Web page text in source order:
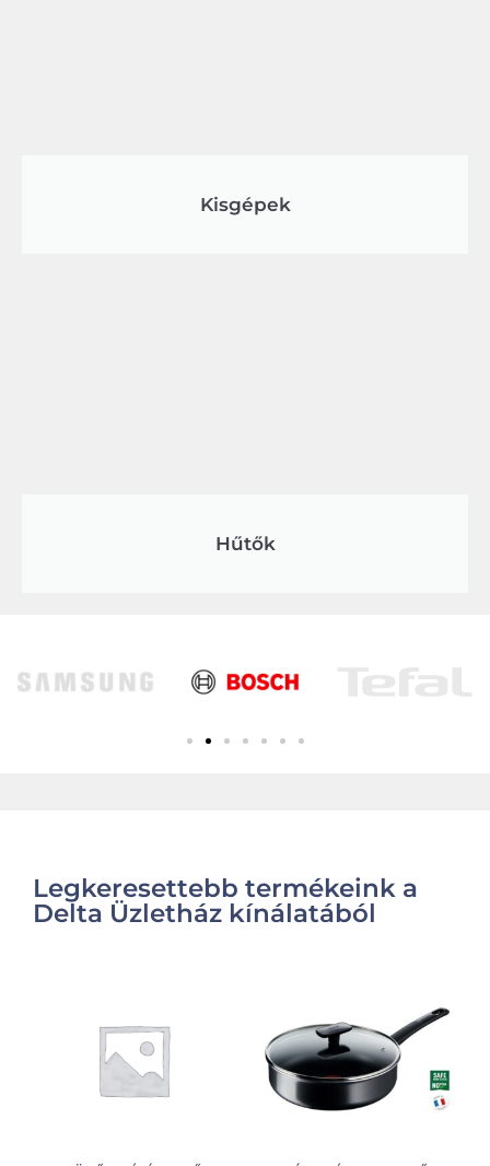
Kisgépek
Hűtők
Legkeresettebb termékeink a
Delta Üzletház kínálatából